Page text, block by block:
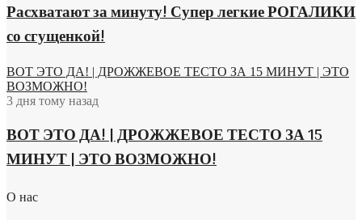
Расхватают за минуту! Супер легкие РОГАЛИКИ
со сгущенкой!
ВОТ ЭТО ДА! | ДРОЖЖЕВОЕ ТЕСТО ЗА 15 МИНУТ | ЭТО
ВОЗМОЖНО!
3 дня тому назад
ВОТ ЭТО ДА! | ДРОЖЖЕВОЕ ТЕСТО ЗА 15
МИНУТ | ЭТО ВОЗМОЖНО!
О нас